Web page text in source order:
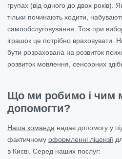
групах (від одного до двох років).
тільки починають ходити,
самообслуговування. Тож при
іграшок це потрібно враховувати.
бути розрахована на розвиток
розвиток мовлення, сенсорних
Що ми робимо і чим
допомогти?
Наша команда надає допомогу у
фактичному оформленні ліцензії
в Києві. Серед наших послуг: